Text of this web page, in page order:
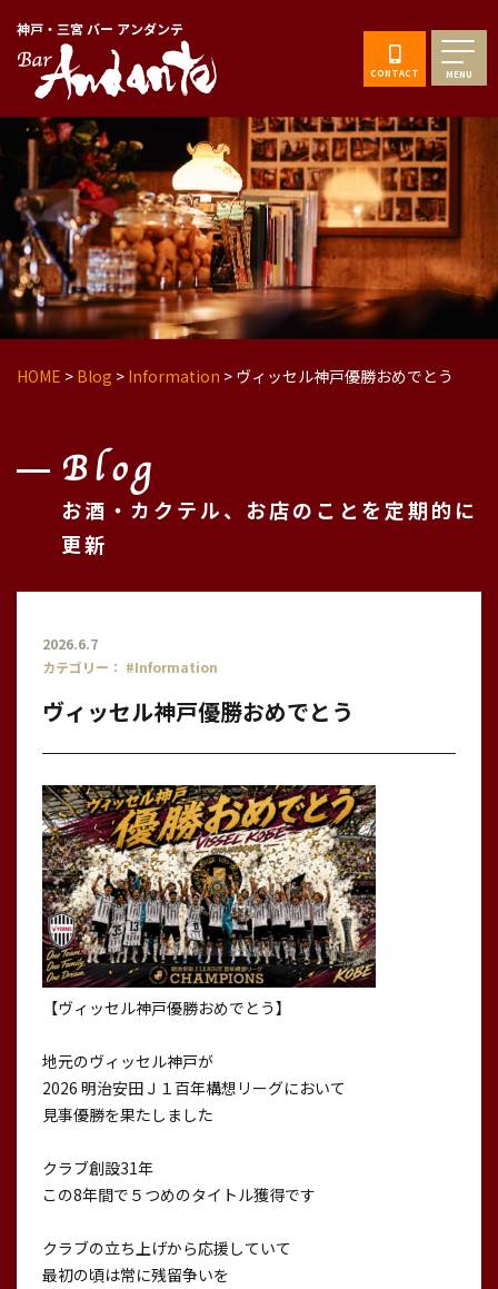
神戸・三宮 バー アンダンテ
CONTACT MENU
HOME > Blog > Information > ヴィッセル神戸優勝おめでとう
Blog
お酒・カクテル、お店のことを定期的に
更新
2026.6.7
カテゴリー： #Information
ヴィッセル神戸優勝おめでとう
【ヴィッセル神戸優勝おめでとう】
地元のヴィッセル神戸が
2026 明治安田Ｊ１百年構想リーグにおいて
見事優勝を果たしました
クラブ創設31年
この8年間で５つめのタイトル獲得です
クラブの立ち上げから応援していて
最初の頃は常に残留争いを